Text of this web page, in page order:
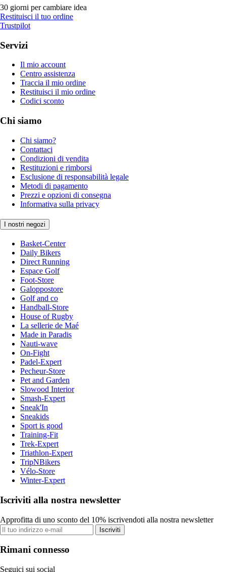
30 giorni per cambiare idea
Restituisci il tuo ordine
Trustpilot
Servizi
Il mio account
Centro assistenza
Traccia il mio ordine
Restituisci il mio ordine
Codici sconto
Chi siamo
Chi siamo?
Contattaci
Condizioni di vendita
Restituzioni e rimborsi
Esclusione di responsabilità legale
Metodi di pagamento
Prezzi e opzioni di consegna
Informativa sulla privacy
I nostri negozi
Basket-Center
Daily Bikers
Direct Running
Espace Golf
Foot-Store
Galoppostore
Golf and co
Handball-Store
House of Rugby
La sellerie de Maé
Made in Paradis
Nauti-wave
On-Fight
Padel-Expert
Pecheur-Store
Pet and Garden
Slowood Interior
Smash-Expert
Sneak'In
Sneakids
Sport is good
Training-Fit
Trek-Expert
Triathlon-Expert
TripNBikers
Vélo-Store
Winter-Expert
Iscriviti alla nostra newsletter
Approfitta di uno sconto del 10% iscrivendoti alla nostra newsletter
Iscriviti
Rimani connesso
Seguici sui social